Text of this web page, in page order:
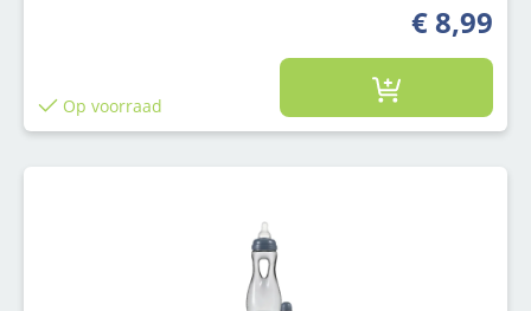
€ 8,99
Op voorraad